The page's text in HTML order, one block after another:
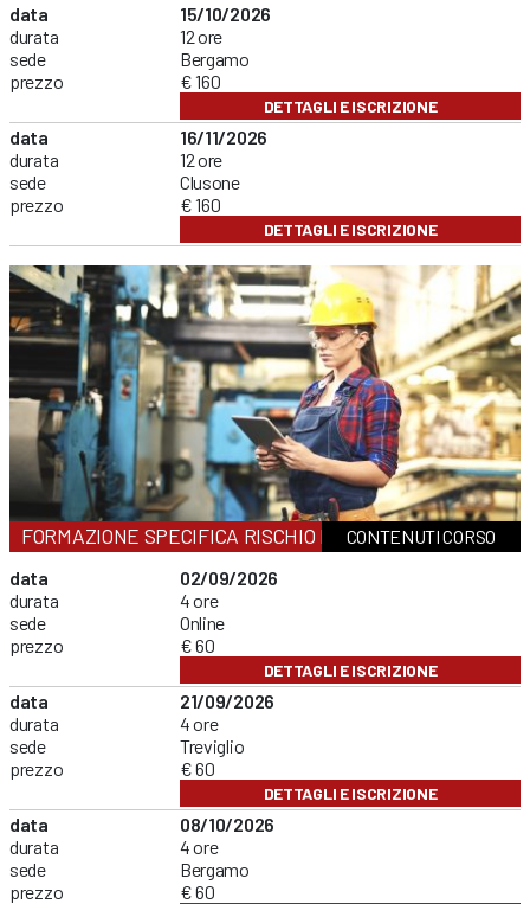
data
durata
sede
prezzo
15/10/2026
12 ore
Bergamo
€ 160
DETTAGLI E ISCRIZIONE
data
durata
sede
prezzo
16/11/2026
12 ore
Clusone
€ 160
DETTAGLI E ISCRIZIONE
FORMAZIONE SPECIFICA RISCHIO BASSOCONTENUTI CORSO
data
durata
sede
prezzo
02/09/2026
4 ore
Online
€ 60
DETTAGLI E ISCRIZIONE
data
durata
sede
prezzo
21/09/2026
4 ore
Treviglio
€ 60
DETTAGLI E ISCRIZIONE
data
durata
sede
prezzo
08/10/2026
4 ore
Bergamo
€ 60